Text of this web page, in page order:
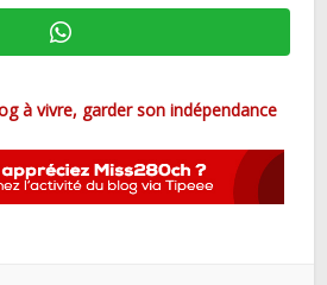
à vivre, garder son indépendance